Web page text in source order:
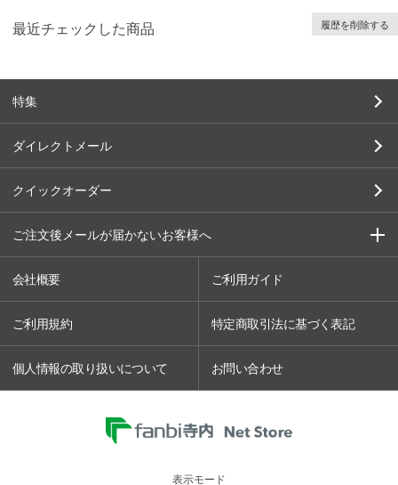
最近チェックした商品 履歴を削除する
特集
ダイレクトメール
クイックオーダー
ご注文後メールが届かないお客様へ
会社概要 ご利用ガイド
ご利用規約 特定商取引法に基づく表記
個人情報の取り扱いについて お問い合わせ
表示モード